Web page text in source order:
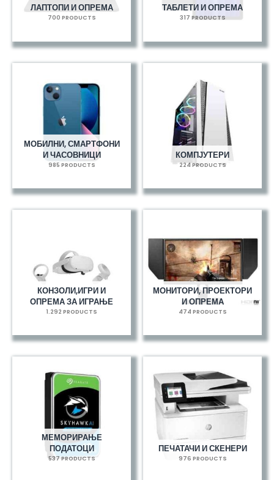
ЛАПТОПИ И ОПРЕМА
700 PRODUCTS
ТАБЛЕТИ И ОПРЕМА
317 PRODUCTS
МОБИЛНИ, СМАРТФОНИ
И ЧАСОВНИЦИ
985 PRODUCTS
КОМПЈУТЕРИ
224 PRODUCTS
КОНЗОЛИ,ИГРИ И
ОПРЕМА ЗА ИГРАЊЕ
1.292 PRODUCTS
МОНИТОРИ, ПРОЕКТОРИ
И ОПРЕМА
474 PRODUCTS
МЕМОРИРАЊЕ
ПОДАТОЦИ
537 PRODUCTS
ПЕЧАТАЧИ И СКЕНЕРИ
976 PRODUCTS